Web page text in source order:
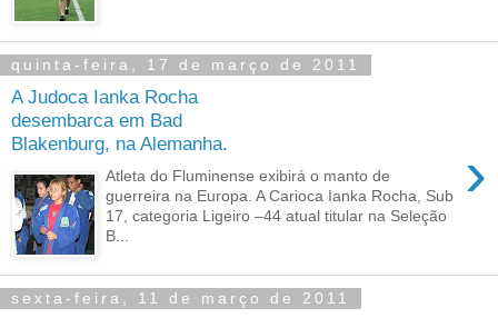
quinta-feira, 17 de março de 2011
A Judoca Ianka Rocha
desembarca em Bad
Blakenburg, na Alemanha.
›
Atleta do Fluminense exibirá o manto de
guerreira na Europa. A Carioca Ianka Rocha, Sub
17, categoria Ligeiro –44 atual titular na Seleção
B...
sexta-feira, 11 de março de 2011